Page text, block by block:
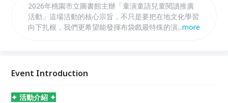
2026年桃園市立圖書館主辦「童演童語兒童閱讀推廣
活動」這場活動的核心宗旨，不只是要把在地文化學習
向下扎根，我們更希望能發揮布袋戲最特殊的演繹方
帶領孩子學習當遇到困難時可以採取哪些解決方案。這
透過掌中藝術，把成長的能量帶給每一位孩子。
...more
Event Introduction
✦ 活動介紹 ✦